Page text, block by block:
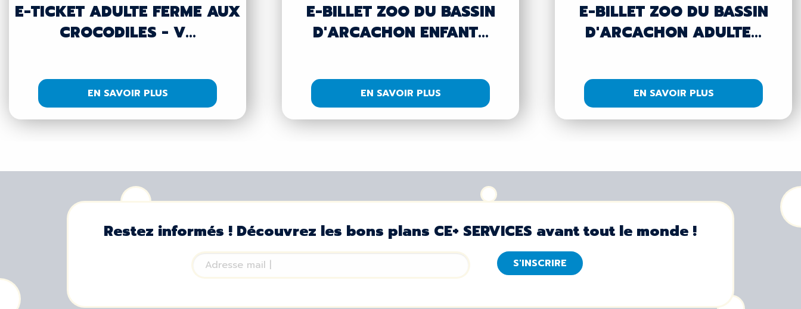
E-TICKET ADULTE FERME AUX
CROCODILES - V...
EN SAVOIR PLUS
E-BILLET ZOO DU BASSIN
D'ARCACHON ENFANT...
EN SAVOIR PLUS
E-BILLET ZOO DU BASSIN
D'ARCACHON ADULTE...
EN SAVOIR PLUS
Restez informés ! Découvrez les bons plans CE+ SERVICES avant tout le monde !
S'INSCRIRE